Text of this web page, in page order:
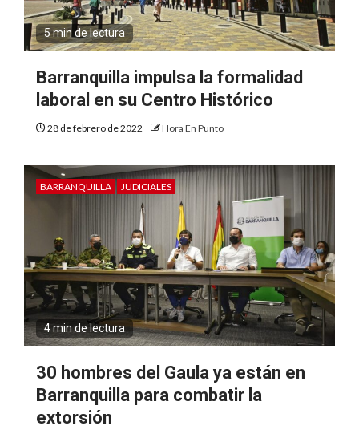
5 min de lectura
Barranquilla impulsa la formalidad
laboral en su Centro Histórico
28 de febrero de 2022 Hora En Punto
BARRANQUILLA JUDICIALES
4 min de lectura
30 hombres del Gaula ya están en
Barranquilla para combatir la
extorsión